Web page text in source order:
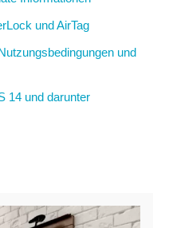
und AirTag
und
14 und darunter